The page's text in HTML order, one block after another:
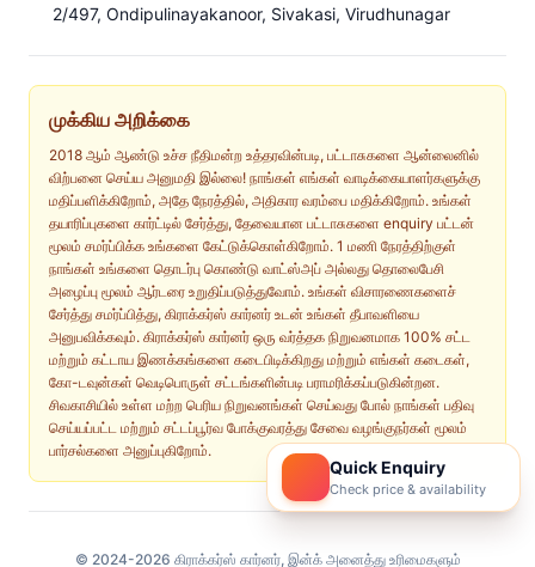
Quick Enquiry
Check price & availability
2/497, Ondipulinayakanoor, Sivakasi, Virudhunagar
முக்கிய அறிக்கை
2018 ஆம் ஆண்டு உச்ச நீதிமன்ற உத்தரவின்படி, பட்டாசுகளை ஆன்லைனில்
விற்பனை செய்ய அனுமதி இல்லை! நாங்கள் எங்கள் வாடிக்கையாளர்களுக்கு
மதிப்பளிக்கிறோம், அதே நேரத்தில், அதிகார வரம்பை மதிக்கிறோம். உங்கள்
தயாரிப்புகளை கார்ட்டில் சேர்த்து, தேவையான பட்டாசுகளை enquiry பட்டன்
மூலம் சமர்ப்பிக்க உங்களை கேட்டுக்கொள்கிறோம். 1 மணி நேரத்திற்குள்
நாங்கள் உங்களை தொடர்பு கொண்டு வாட்ஸ்அப் அல்லது தொலைபேசி
அழைப்பு மூலம் ஆர்டரை உறுதிப்படுத்துவோம். உங்கள் விசாரணைகளைச்
சேர்த்து சமர்ப்பித்து, கிராக்கர்ஸ் கார்னர் உடன் உங்கள் தீபாவளியை
அனுபவிக்கவும். கிராக்கர்ஸ் கார்னர் ஒரு வர்த்தக நிறுவனமாக 100% சட்ட
மற்றும் கட்டாய இணக்கங்களை கடைபிடிக்கிறது மற்றும் எங்கள் கடைகள்,
கோ-டவுன்கள் வெடிபொருள் சட்டங்களின்படி பராமரிக்கப்படுகின்றன.
சிவகாசியில் உள்ள மற்ற பெரிய நிறுவனங்கள் செய்வது போல் நாங்கள் பதிவு
செய்யப்பட்ட மற்றும் சட்டப்பூர்வ போக்குவரத்து சேவை வழங்குநர்கள் மூலம்
பார்சல்களை அனுப்புகிறோம்.
© 2024-2026 கிராக்கர்ஸ் கார்னர், இன்க் அனைத்து உரிமைகளும்